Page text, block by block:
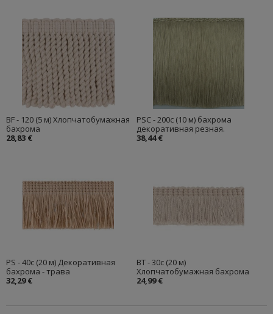
BF - 120 (5 м) Хлопчатобумажная
бахрома
28,83 €
PSC - 200c (10 м) бахрома
декоративная резная.
38,44 €
PS - 40с (20 м) Декоративная
бахрома - трава
32,29 €
BT - 30c (20 м)
Хлопчатобумажная бахрома
24,99 €